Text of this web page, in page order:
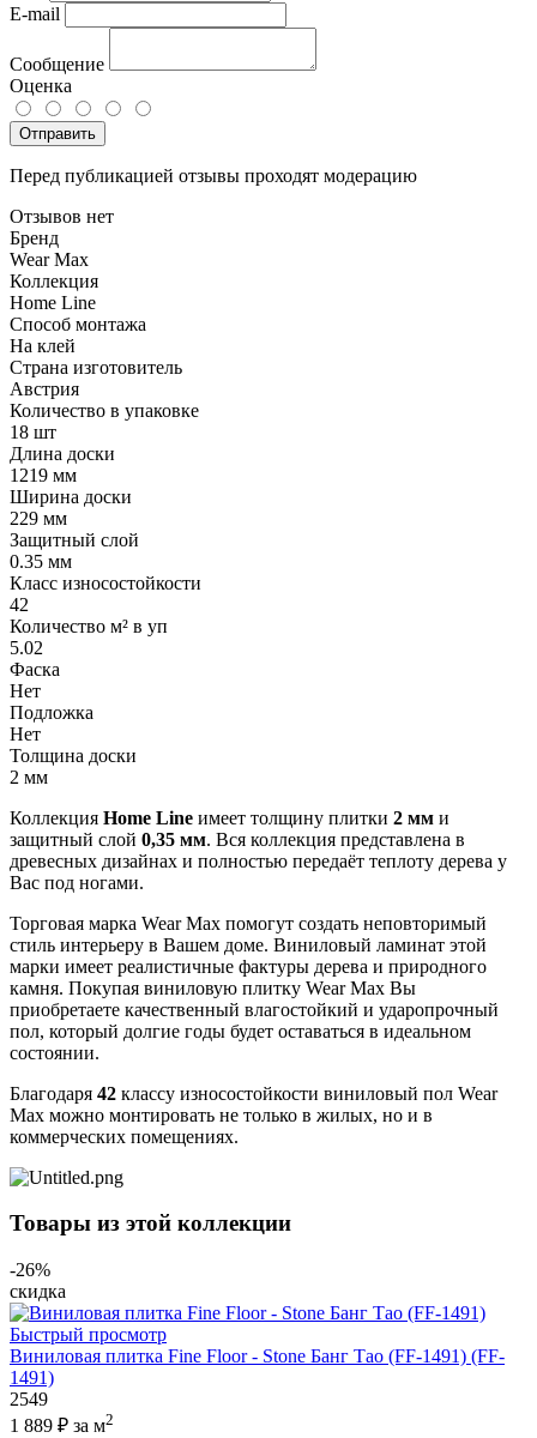
E-mail
Сообщение
Оценка
Отправить
Перед публикацией отзывы проходят модерацию
Отзывов нет
Бренд
Wear Max
Коллекция
Home Line
Способ монтажа
На клей
Страна изготовитель
Австрия
Количество в упаковке
18 шт
Длина доски
1219 мм
Ширина доски
229 мм
Защитный слой
0.35 мм
Класс износостойкости
42
Количество м² в уп
5.02
Фаска
Нет
Подложка
Нет
Толщина доски
2 мм
Коллекция Home Line имеет толщину плитки 2 мм и
защитный слой 0,35 мм. Вся коллекция представлена в
древесных дизайнах и полностью передаёт теплоту дерева у
Вас под ногами.
Торговая марка Wear Max помогут создать неповторимый
стиль интерьеру в Вашем доме. Виниловый ламинат этой
марки имеет реалистичные фактуры дерева и природного
камня. Покупая виниловую плитку Wear Max Вы
приобретаете качественный влагостойкий и ударопрочный
пол, который долгие годы будет оставаться в идеальном
состоянии.
Благодаря 42 классу износостойкости виниловый пол Wear
Max можно монтировать не только в жилых, но и в
коммерческих помещениях.
Товары из этой коллекции
-26%
скидка
Быстрый просмотр
Виниловая плитка Fine Floor - Stone Банг Тао (FF-1491) (FF-
1491)
2549
1 889 ₽ за м2